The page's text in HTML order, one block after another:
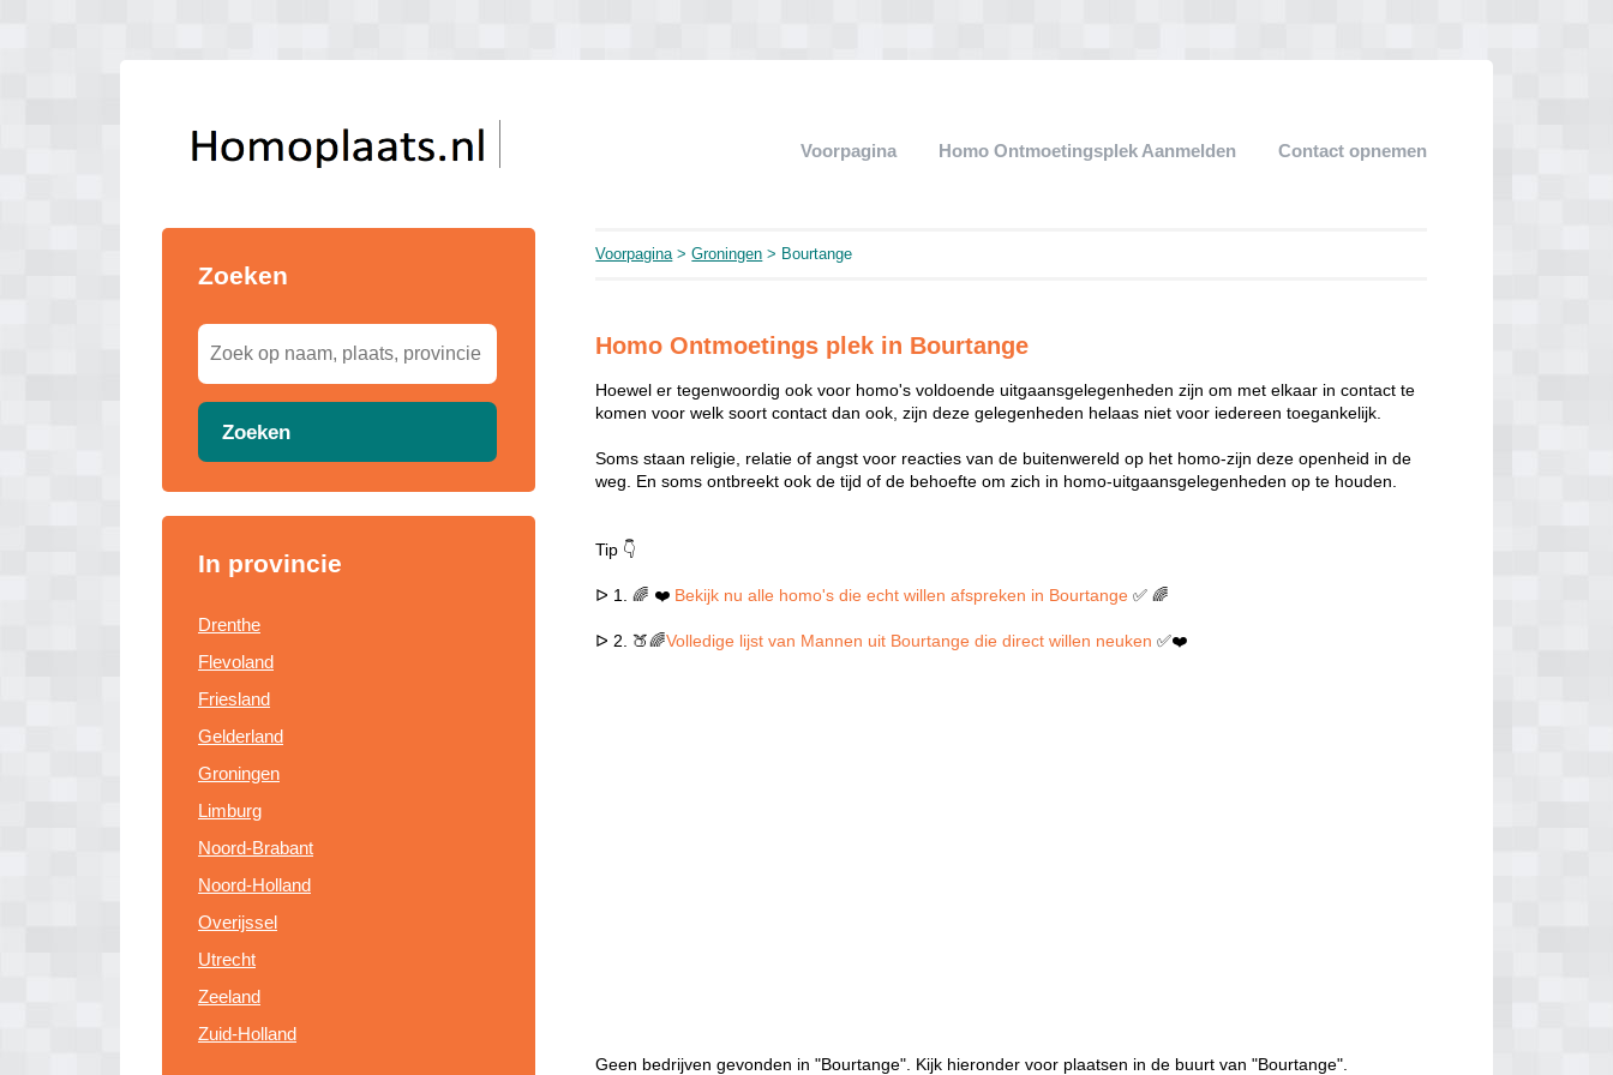
Voorpagina Homo Ontmoetingsplek Aanmelden Contact opnemen
Zoeken
Zoeken
In provincie
Drenthe
Flevoland
Friesland
Gelderland
Groningen
Limburg
Noord-Brabant
Noord-Holland
Overijssel
Utrecht
Zeeland
Zuid-Holland
Voorpagina>Groningen > Bourtange
Homo Ontmoetings plek in Bourtange
Hoewel er tegenwoordig ook voor homo's voldoende uitgaansgelegenheden zijn om met elkaar in contact te
komen voor welk soort contact dan ook, zijn deze gelegenheden helaas niet voor iedereen toegankelijk.
Soms staan religie, relatie of angst voor reacties van de buitenwereld op het homo-zijn deze openheid in de
weg. En soms ontbreekt ook de tijd of de behoefte om zich in homo-uitgaansgelegenheden op te houden.
Tip 👇
ᐅ 1. 🌈 ❤️ Bekijk nu alle homo's die echt willen afspreken in Bourtange ✅ 🌈
ᐅ 2. 🍑🌈Volledige lijst van Mannen uit Bourtange die direct willen neuken✅❤️
Geen bedrijven gevonden in "Bourtange". Kijk hieronder voor plaatsen in de buurt van "Bourtange".